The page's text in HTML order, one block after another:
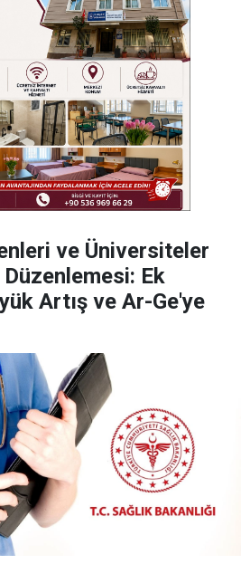
ve Üniversiteler
Ek
Artış ve Ar-Ge'ye